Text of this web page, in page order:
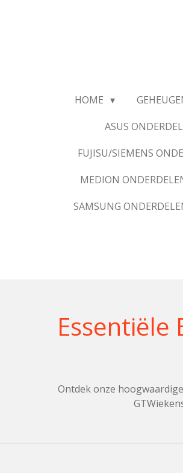
HOME
ASUS
FUJISU/SIEMENS
MEDION
SAMSUNG
Essentiële
Ontdek onze